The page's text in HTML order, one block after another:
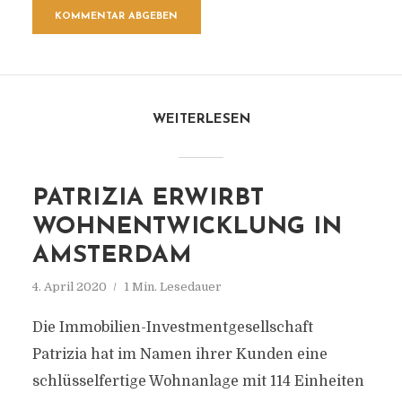
WEITERLESEN
PATRIZIA ERWIRBT
WOHNENTWICKLUNG IN
AMSTERDAM
4. April 2020 1 Min. Lesedauer
Die Immobilien-Investmentgesellschaft
Patrizia hat im Namen ihrer Kunden eine
schlüsselfertige Wohnanlage mit 114 Einheiten